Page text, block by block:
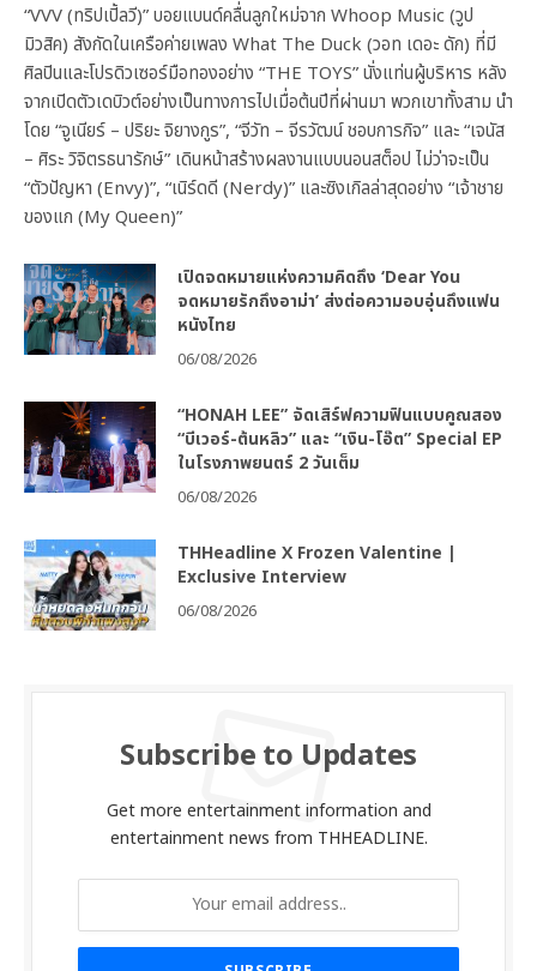
“VVV (ทริปเปิ้ลวี)” บอยแบนด์คลื่นลูกใหม่จาก Whoop Music (วูป
มิวสิค) สังกัดในเครือค่ายเพลง What The Duck (วอท เดอะ ดัก) ที่มี
ศิลปินและโปรดิวเซอร์มือทองอย่าง “THE TOYS” นั่งแท่นผู้บริหาร หลัง
จากเปิดตัวเดบิวต์อย่างเป็นทางการไปเมื่อต้นปีที่ผ่านมา พวกเขาทั้งสาม นำ
โดย “จูเนียร์ – ปริยะ จิยางกูร”, “จีวัท – จีรวัฒน์ ชอบการกิจ” และ “เจนัส
– ศิระ วิจิตรธนารักษ์” เดินหน้าสร้างผลงานแบบนอนสต็อป ไม่ว่าจะเป็น
“ตัวปัญหา (Envy)”, “เนิร์ดดี (Nerdy)” และซิงเกิลล่าสุดอย่าง “เจ้าชาย
ของแก (My Queen)”
เปิดจดหมายแห่งความคิดถึง ‘Dear You
จดหมายรักถึงอาม่า’ ส่งต่อความอบอุ่นถึงแฟน
หนังไทย
06/08/2026
“HONAH LEE” จัดเสิร์ฟความฟินแบบคูณสอง
“บีเวอร์-ต้นหลิว” และ “เงิน-โอ๊ต” Special EP
ในโรงภาพยนตร์ 2 วันเต็ม
06/08/2026
THHeadline X Frozen Valentine |
Exclusive Interview
06/08/2026
Subscribe to Updates
Get more entertainment information and
entertainment news from THHEADLINE.